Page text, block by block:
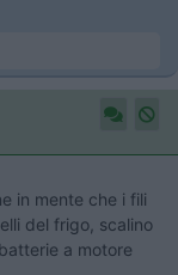
in mente che i fili
del frigo, scalino
a motore